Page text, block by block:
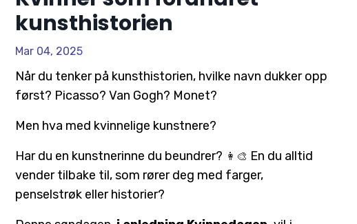
kunsthistorien
Mar 04, 2025
Når du tenker på kunsthistorien, hvilke navn dukker opp
først? Picasso? Van Gogh? Monet?
Men hva med kvinnelige kunstnere?
Har du en kunstnerinne du beundrer? 👩‍🎨 En du alltid
vender tilbake til, som rører deg med farger,
penselstrøk eller historier?